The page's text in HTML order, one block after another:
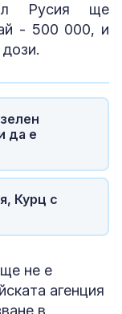
Русия ще
- 500 000, и
да е
Курц с
не е
агенция
в